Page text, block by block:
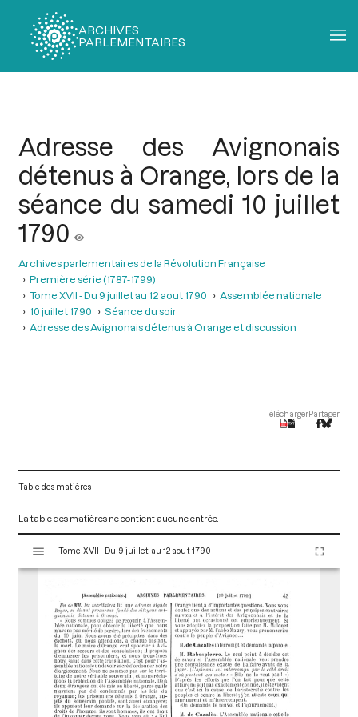
ARCHIVES
PARLEMENTAIRES
Adresse des Avignonais
détenus à Orange, lors de la
séance du samedi 10 juillet
1790
Archives parlementaires de la Révolution Française
Première série (1787-1799)
Tome XVII - Du 9 juillet au 12 aout 1790
Assemblée nationale
10 juillet 1790
Séance du soir
Adresse des Avignonais détenus à Orange et discussion
TéléchargerPartager
Table des matières
La table des matières ne contient aucune entrée.
s
Tome XVII - Du 9 juillet au 12 aout 1790